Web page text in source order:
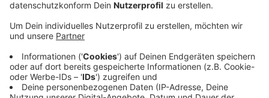
Ein 300-Meter-Radius um die Fundstelle musste
evakuiert werden. Rund 400 Personen mussten dafür
ihre Häuser verlassen. Die Evakuierung verlief nach